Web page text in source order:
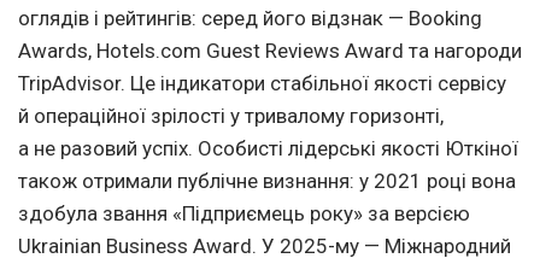
оглядів і рейтингів: серед його відзнак — Booking
Awards, Hotels.com Guest Reviews Award та нагороди
TripAdvisor. Це індикатори стабільної якості сервісу
й операційної зрілості у тривалому горизонті,
а не разовий успіх. Особисті лідерські якості Юткіної
також отримали публічне визнання: у 2021 році вона
здобула звання «Підприємець року» за версією
Ukrainian Business Award. У 2025-му — Міжнародний